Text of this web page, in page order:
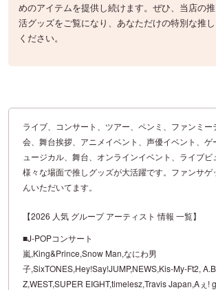
めのアイテムを提供し続けます。ぜひ、当店の
活グッズをご覧になり、あなただけの特別な推
ください。
ライブ、コンサート、ツアー、ペンミ、ファンミー
会、舞台挨拶、アニメイベント、声優イベント、ゲ
ュージカル、舞台、オンラインイベント、ライブ
様々な場面で推しグッズが大活躍です。ファンサゲ
んいただいてます。
【2026 人気 グループ アーティスト 情報 一覧】
■J-POPコンサート
嵐,King&Prince,Snow Man,なにわ男
子,SixTONES,Hey!Say!JUMP,NEWS,Kis-My-Ft2,
Z,WEST,SUPER EIGHT,timelesz,Travis Japan,Aぇ!